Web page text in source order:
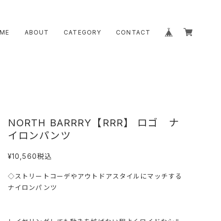
ABOUT CATEGORY CONTACT
NORTH BARRRY【RRR】 ロゴ ナ
イロンパンツ
¥10,560税込
◇ストリートコーデやアウトドアスタイルにマッチする
ナイロンパンツ